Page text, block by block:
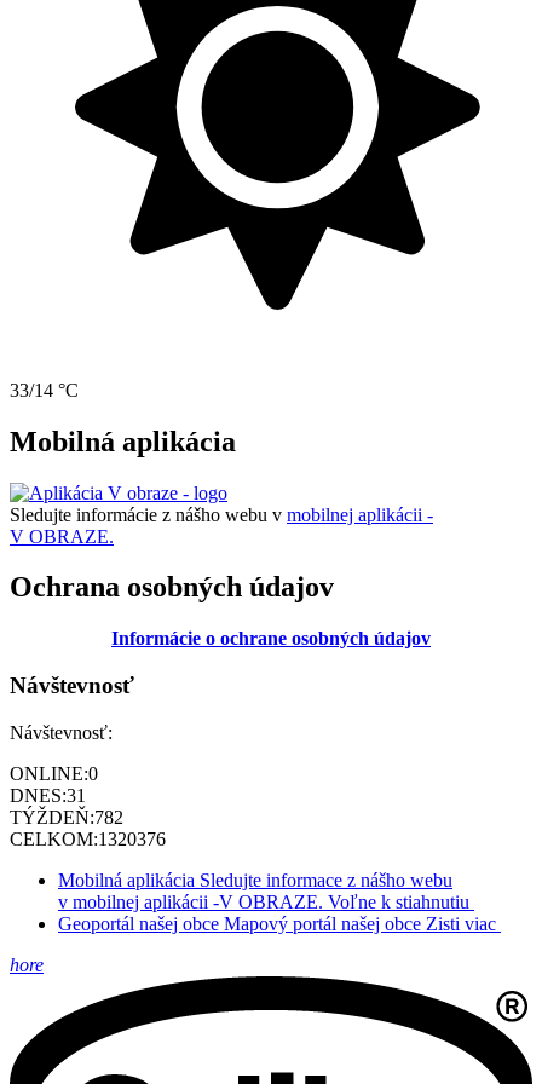
33/14 °C
Mobilná aplikácia
Sledujte informácie z nášho webu v mobilnej aplikácii -
V OBRAZE.
Ochrana osobných údajov
Informácie o ochrane osobných údajov
Návštevnosť
Návštevnosť:
ONLINE:0
DNES:31
TÝŽDEŇ:782
CELKOM:1320376
Mobilná aplikácia Sledujte informace z nášho webu
v mobilnej aplikácii -V OBRAZE. Voľne k stiahnutiu
Geoportál našej obce Mapový portál našej obce Zisti viac
hore